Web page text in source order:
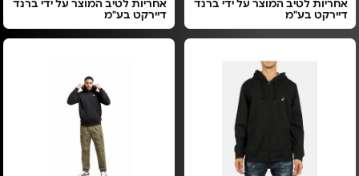
אחריות לטיב המוצר על ידי ברנד
דיירקט בע"מ
אחריות לטיב המוצר על ידי ברנד
דיירקט בע"מ